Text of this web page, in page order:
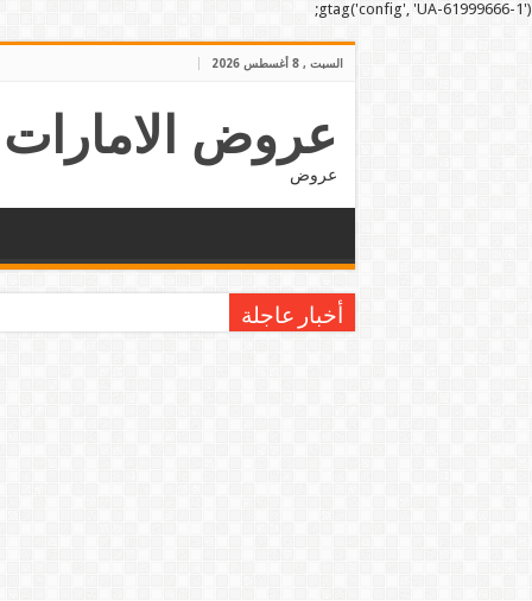
gtag('config', 'UA-61999666-1');
السبت , 8 أغسطس 2026
عروض الامارات
عروض
أخبار عاجلة